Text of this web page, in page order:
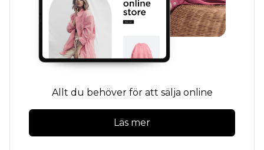
Allt du behöver för att sälja online
Läs mer